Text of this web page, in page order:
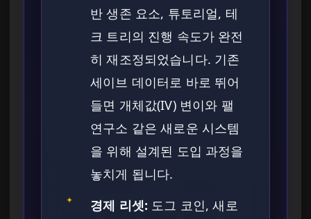
반 생존 요소, 튜토리얼, 테
크 트리의 진행 속도가 완전
히 재조정되었습니다. 기존
세이브 데이터로 바로 뛰어
들면 개체값(IV) 변이와 팰
연구소 같은 새로운 시스템
을 위해 설계된 도입 과정을
놓치게 됩니다.
✦ 경제 리셋: 도그 코인, 새로